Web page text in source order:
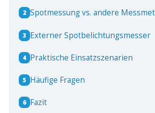
2 Spotmessung vs. andere
3 Externer Spotbelichtungsmesser
4 Praktische Einsatzszenarien
5 Häufige Fragen
6 Fazit